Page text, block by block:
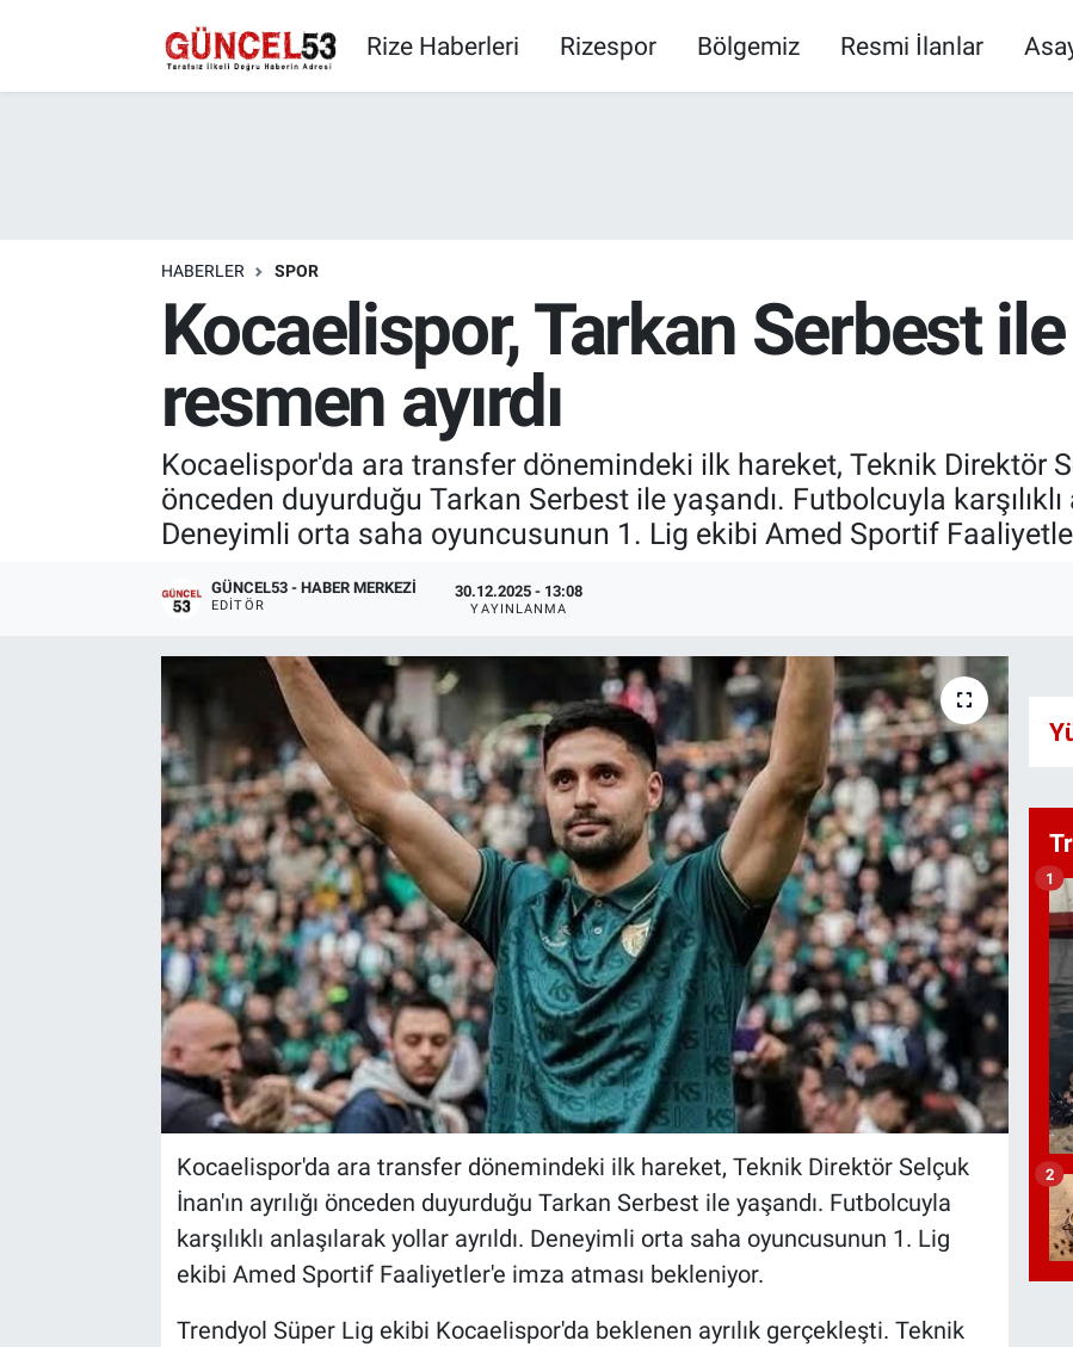
Rize Haberleri Rizespor Bölgemiz Resmi İlanlar
HABERLER SPOR
Kocaelispor, Tarkan Serbest ile
resmen ayırdı
Kocaelispor'da ara transfer dönemindeki ilk hareket, Teknik Direktör
önceden duyurduğu Tarkan Serbest ile yaşandı. Futbolcuyla karşılıklı
Deneyimli orta saha oyuncusunun 1. Lig ekibi Amed Sportif
GÜNCEL53 - HABER MERKEZI
EDITÖR
30.12.2025 - 13:08
YAYINLANMA
Kocaelispor'da ara transfer dönemindeki ilk hareket, Teknik Direktör Selçuk
İnan'ın ayrılığı önceden duyurduğu Tarkan Serbest ile yaşandı. Futbolcuyla
karşılıklı anlaşılarak yollar ayrıldı. Deneyimli orta saha oyuncusunun 1. Lig
ekibi Amed Sportif Faaliyetler'e imza atması bekleniyor.
Trendyol Süper Lig ekibi Kocaelispor'da beklenen ayrılık gerçekleşti. Teknik
1
2